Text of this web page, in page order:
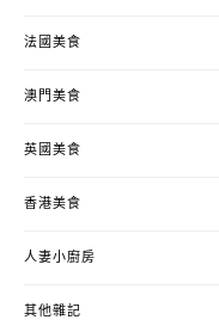
法國美食
澳門美食
英國美食
香港美食
人妻小廚房
其他雜記